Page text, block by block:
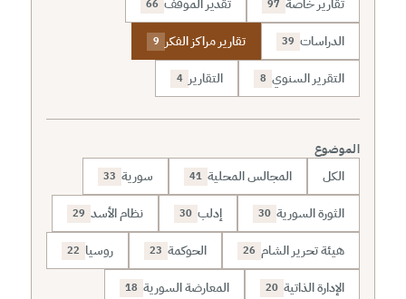
تقارير خاصة 97 تقدير الموقف 66
الدراسات 39 تقارير مراكز الفكر 9
التقرير السنوي 8 التقارير 4
الموضوع
الكل المجالس المحلية 41 سورية 33
الثورة السورية 30 إدلب 30 نظام الأسد 29
هيئة تحرير الشام 26 الحوكمة 23 روسيا 22
الإدارة الذاتية 20 المعارضة السورية 18